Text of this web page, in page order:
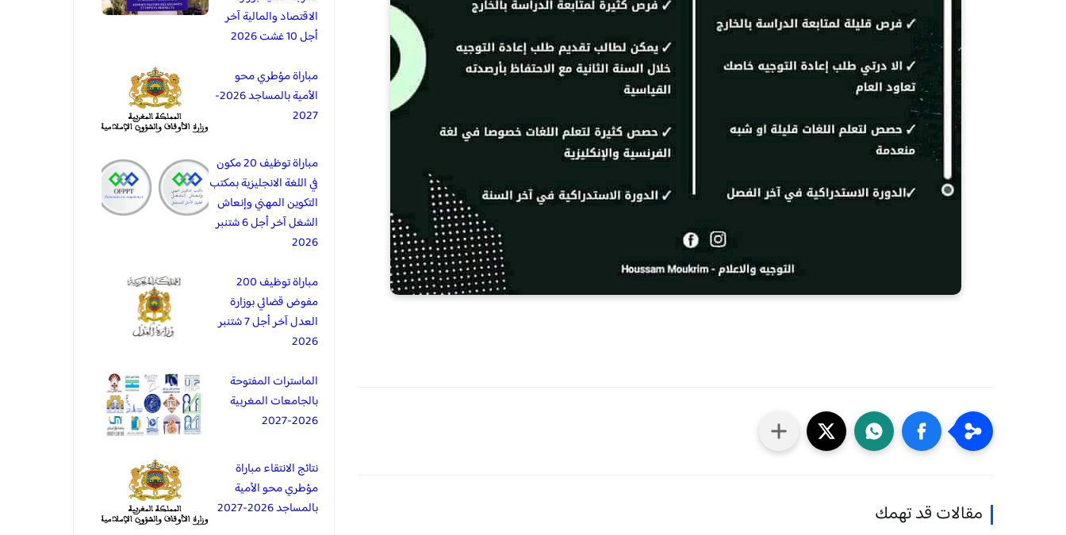
مقالات قد تهمك
الاقتصاد والمالية آخر
أجل 10 غشت 2026
مباراة مؤطري محو
الأمية بالمساجد 2026-
2027
مباراة توظيف 20 مكون
في اللغة الانجليزية بمكتب
التكوين المهني وإنعاش
الشغل آخر أجل 6 شتنبر
2026
مباراة توظيف 200
مفوض قضائي بوزارة
العدل آخر أجل 7 شتنبر
2026
الماسترات المفتوحة
بالجامعات المغربية
2026-2027
نتائج الانتقاء مباراة
مؤطري محو الأمية
بالمساجد 2026-2027